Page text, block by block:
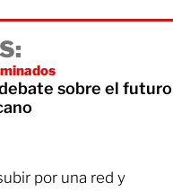
sobre el futuro
por una red y